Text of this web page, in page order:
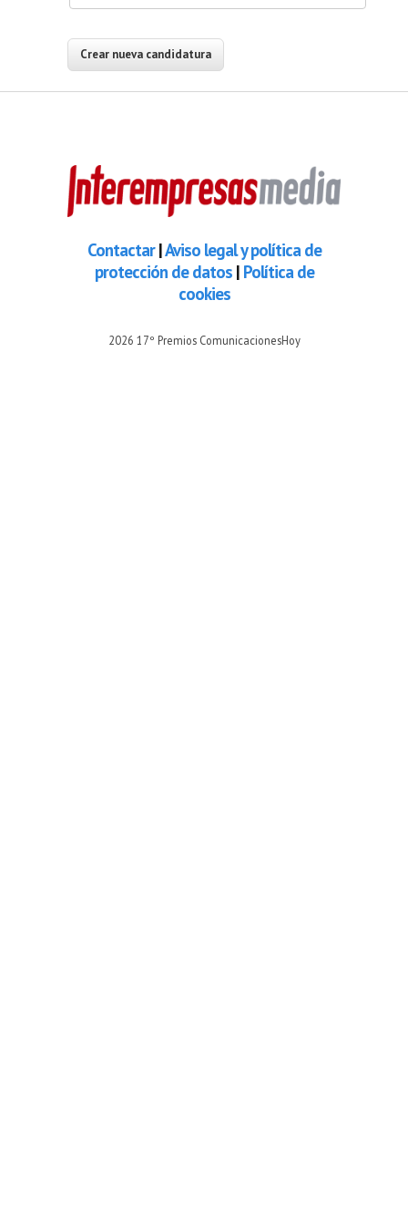
Contactar|Aviso legal y política de
protección de datos| Política de
cookies
2026 17º Premios ComunicacionesHoy